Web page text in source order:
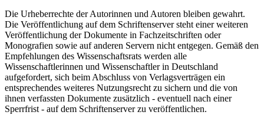
Die Urheberrechte der Autorinnen und Autoren bleiben gewahrt.
Die Veröffentlichung auf dem Schriftenserver steht einer weiteren
Veröffentlichung der Dokumente in Fachzeitschriften oder
Monografien sowie auf anderen Servern nicht entgegen. Gemäß den
Empfehlungen des Wissenschaftsrats werden alle
Wissenschaftlerinnen und Wissenschaftler in Deutschland
aufgefordert, sich beim Abschluss von Verlagsverträgen ein
entsprechendes weiteres Nutzungsrecht zu sichern und die von
ihnen verfassten Dokumente zusätzlich - eventuell nach einer
Sperrfrist - auf dem Schriftenserver zu veröffentlichen.